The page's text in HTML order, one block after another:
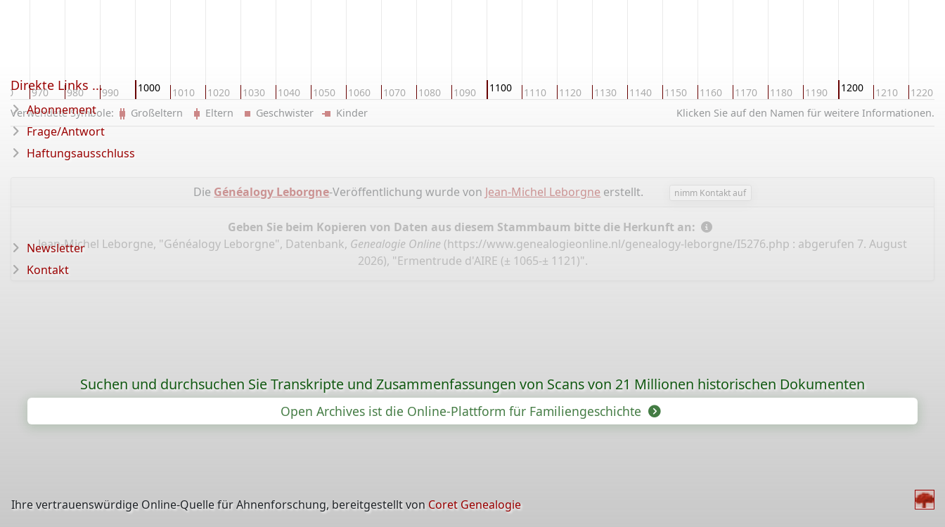
970 980 990 1000 1010 1020 1030 1040 1050 1060 1070 1080 1090 1100 1110 1120 1130 1140 1150 1160 1170 1180 1190 1200 1210 1220
Klicken Sie auf den Namen für weitere Informationen.
Verwendete Symbole: Großeltern Eltern Geschwister Kinder
Die Généalogy Leborgne-Veröffentlichung wurde von Jean-Michel Leborgne erstellt. nimm Kontakt auf
Geben Sie beim Kopieren von Daten aus diesem Stammbaum bitte die Herkunft an:
Jean-Michel Leborgne, "Généalogy Leborgne", Datenbank, Genealogie Online (https://www.genealogieonline.nl/genealogy-leborgne/I5276.php : abgerufen 7. August
2026), "Ermentrude d'AIRE (± 1065-± 1121)".
Direkte Links ...
Abonnement
Frage/Antwort
Haftungsausschluss
Newsletter
Kontakt
Suchen und durchsuchen Sie Transkripte und Zusammenfassungen von Scans von 21 Millionen historischen Dokumenten
Open Archives ist die Online-Plattform für Familiengeschichte
Ihre vertrauenswürdige Online-Quelle für Ahnenforschung, bereitgestellt von Coret Genealogie